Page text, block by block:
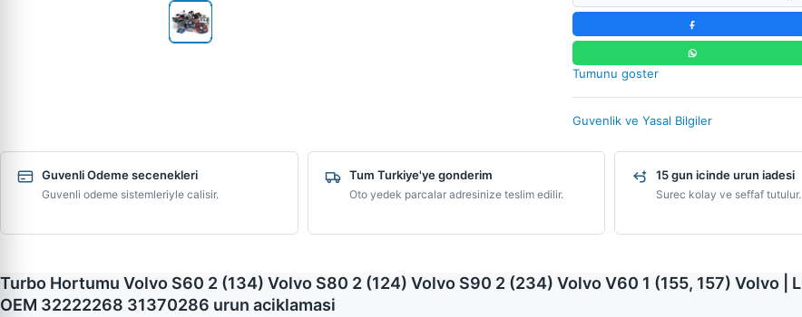
Tumunu goster
Guvenlik ve Yasal Bilgiler
Guvenli Odeme secenekleri
Guvenli odeme sistemleriyle calisir.
Tum Turkiye'ye gonderim
Oto yedek parcalar adresinize teslim edilir.
15 gun icinde urun iadesi
Surec kolay ve seffaf tutulur.
Turbo Hortumu Volvo S60 2 (134) Volvo S80 2 (124) Volvo S90 2 (234) Volvo V60 1 (155, 157) Volvo |
OEM 32222268 31370286 urun aciklamasi